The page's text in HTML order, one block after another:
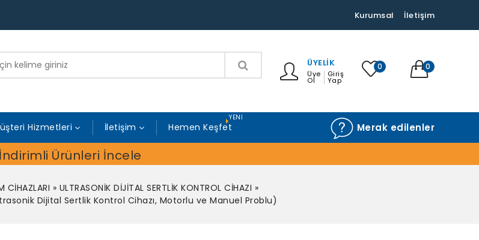
Kurumsal İletişim
ÜYELIK
Üye
Ol
Giriş
Yap
0 0
Hizmetleri İletişim Hemen Keşfet
YENI
Merak edilenler
İndirimli Ürünleri İncele
CİHAZLARI » ULTRASONİK DİJİTAL SERTLİK KONTROL CİHAZI »
Dijital Sertlik Kontrol Cihazı, Motorlu ve Manuel Problu)